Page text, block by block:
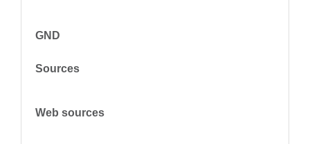
GND
Sources
Web sources